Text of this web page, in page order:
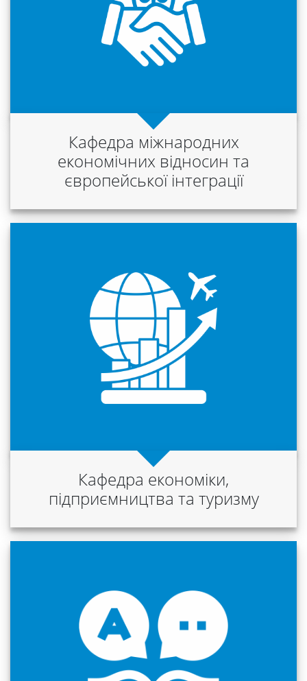
Абітурієнтам
Міжнародна
діяльність
Foreign
Студенту
Ресурси
Науковий
ліцей
Кафедра міжнародних
економічних відносин та
європейської інтеграції
Кафедра економіки,
підприємництва та туризму